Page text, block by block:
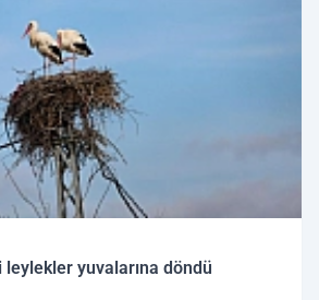
leylekler yuvalarına döndü